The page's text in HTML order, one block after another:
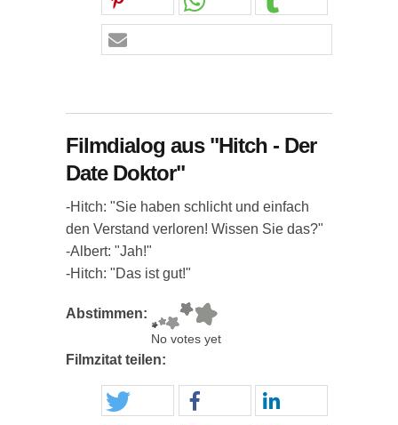
Filmdialog aus "Hitch - Der
Date Doktor"
-Hitch: "Sie haben schlicht und einfach
den Verstand verloren! Wissen Sie das?"
-Albert: "Jah!"
-Hitch: "Das ist gut!"
Abstimmen:
No votes yet
Filmzitat teilen: